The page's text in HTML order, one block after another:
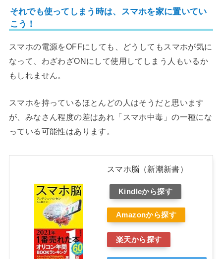
それでも使ってしまう時は、スマホを家に置いてい
こう！
スマホの電源をOFFにしても、どうしてもスマホが気に
なって、わざわざONにして使用してしまう人もいるか
もしれません。
スマホを持っているほとんどの人はそうだと思います
が、みなさん程度の差はあれ「スマホ中毒」の一種にな
っている可能性はあります。
スマホ脳（新潮新書）
Kindleから探す
Amazonから探す
楽天から探す